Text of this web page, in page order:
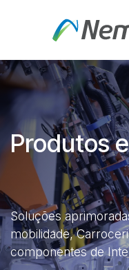
Produtos
Soluções
mobilidade,
componentes de